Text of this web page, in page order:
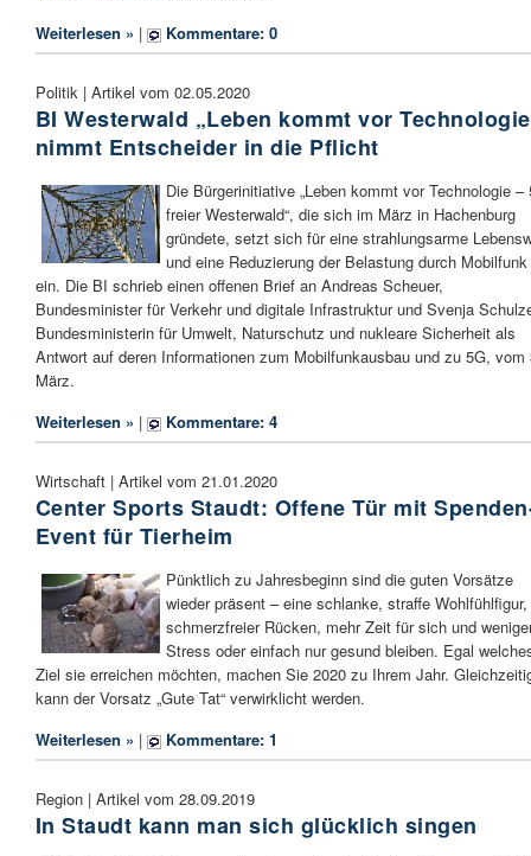
Weiterlesen » | Kommentare: 0
Politik | Artikel vom 02.05.2020
BI Westerwald „Leben kommt vor
nimmt Entscheider in die Pflicht
Die Bürgerinitiative „Leben kommt vor Technologie –
freier Westerwald“, die sich im März in Hachenburg
gründete, setzt sich für eine strahlungsarme
und eine Reduzierung der Belastung durch Mobilfunk
ein. Die BI schrieb einen offenen Brief an Andreas Scheuer,
Bundesminister für Verkehr und digitale Infrastruktur und Svenja
Bundesministerin für Umwelt, Naturschutz und nukleare Sicherheit als
Antwort auf deren Informationen zum Mobilfunkausbau und zu 5G, vom
März.
Weiterlesen » | Kommentare: 4
Wirtschaft | Artikel vom 21.01.2020
Center Sports Staudt: Offene Tür mit
Event für Tierheim
Pünktlich zu Jahresbeginn sind die guten Vorsätze
wieder präsent – eine schlanke, straffe
schmerzfreier Rücken, mehr Zeit für sich und
Stress oder einfach nur gesund bleiben. Egal
Ziel sie erreichen möchten, machen Sie 2020 zu Ihrem Jahr.
kann der Vorsatz „Gute Tat“ verwirklicht werden.
Weiterlesen » | Kommentare: 1
Region | Artikel vom 28.09.2019
In Staudt kann man sich glücklich singen